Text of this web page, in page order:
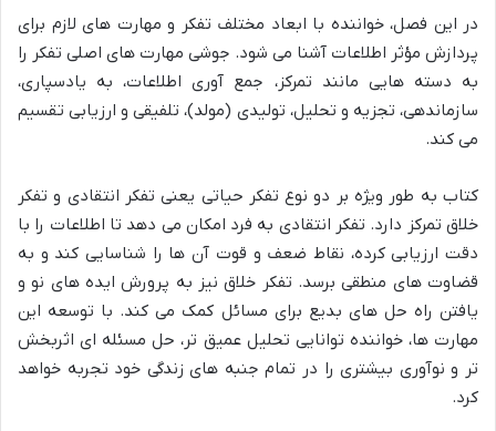
در این فصل، خواننده با ابعاد مختلف تفکر و مهارت های لازم برای
پردازش مؤثر اطلاعات آشنا می شود. جوشی مهارت های اصلی تفکر را
به دسته هایی مانند تمرکز، جمع آوری اطلاعات، به یادسپاری،
سازماندهی، تجزیه و تحلیل، تولیدی (مولد)، تلفیقی و ارزیابی تقسیم
می کند.
کتاب به طور ویژه بر دو نوع تفکر حیاتی یعنی تفکر انتقادی و تفکر
خلاق تمرکز دارد. تفکر انتقادی به فرد امکان می دهد تا اطلاعات را با
دقت ارزیابی کرده، نقاط ضعف و قوت آن ها را شناسایی کند و به
قضاوت های منطقی برسد. تفکر خلاق نیز به پرورش ایده های نو و
یافتن راه حل های بدیع برای مسائل کمک می کند. با توسعه این
مهارت ها، خواننده توانایی تحلیل عمیق تر، حل مسئله ای اثربخش
تر و نوآوری بیشتری را در تمام جنبه های زندگی خود تجربه خواهد
کرد.